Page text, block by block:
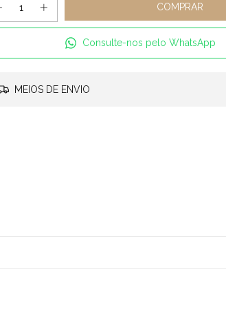
Consulte-nos pelo WhatsApp
MEIOS DE ENVIO